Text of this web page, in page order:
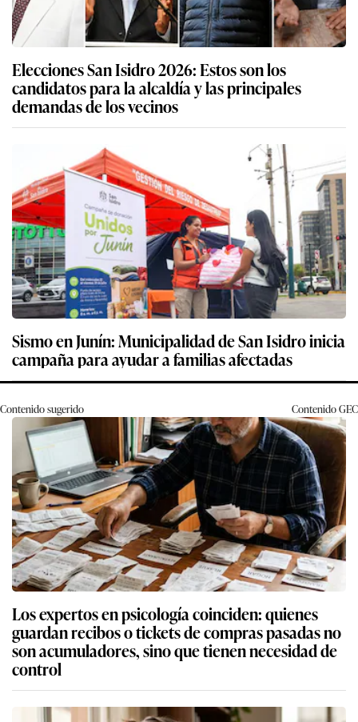
Elecciones San Isidro 2026: Estos son los
candidatos para la alcaldía y las principales
demandas de los vecinos
Sismo en Junín: Municipalidad de San Isidro inicia
campaña para ayudar a familias afectadas
Contenido sugerido ContenidoGEC
Los expertos en psicología coinciden: quienes
guardan recibos o tickets de compras pasadas no
son acumuladores, sino que tienen necesidad de
control